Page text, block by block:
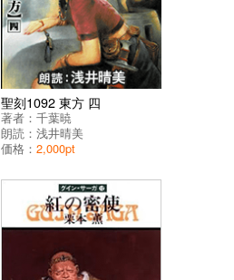
聖刻1092 東方 四
著者：千葉暁
朗読：浅井晴美
価格：2,000pt